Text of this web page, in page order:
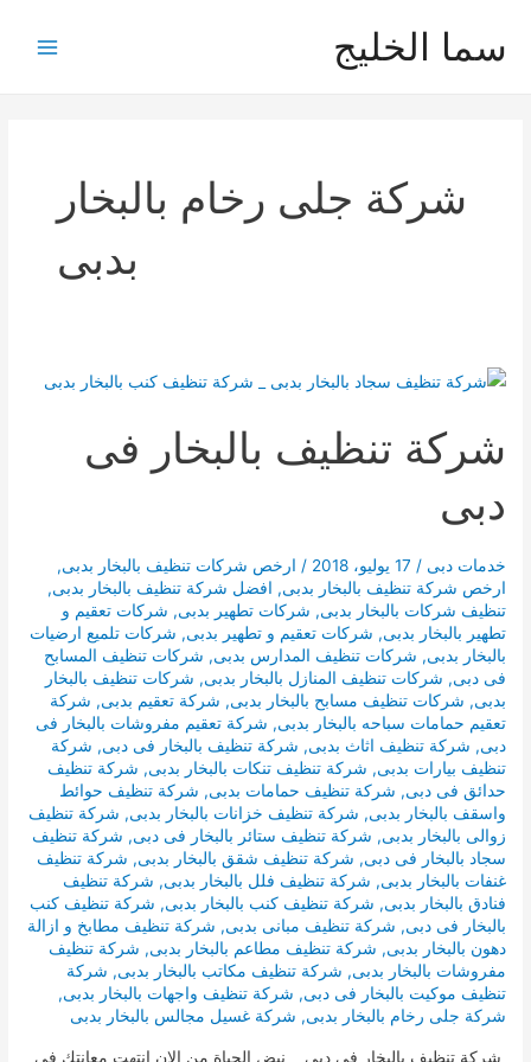
سما الخليج
شركة جلى رخام بالبخار
بدبى
شركة تنظيف بالبخار فى
دبى
خدمات دبى / 17 يوليو، 2018 / ارخص شركات تنظيف بالبخار بدبى,
ارخص شركة تنظيف بالبخار بدبى, افضل شركة تنظيف بالبخار بدبى,
تنظيف شركات بالبخار بدبى, شركات تطهير بدبى, شركات تعقيم و
تطهير بالبخار بدبى, شركات تعقيم و تطهير بدبى, شركات تلميع ارضيات
بالبخار بدبى, شركات تنظيف المدارس بدبى, شركات تنظيف المسابح
فى دبى, شركات تنظيف المنازل بالبخار بدبى, شركات تنظيف بالبخار
بدبى, شركات تنظيف مسابح بالبخار بدبى, شركة تعقيم بدبى, شركة
تعقيم حمامات سباحه بالبخار بدبى, شركة تعقيم مفروشات بالبخار فى
دبى, شركة تنظيف اثاث بدبى, شركة تنظيف بالبخار فى دبى, شركة
تنظيف بيارات بدبى, شركة تنظيف تنكات بالبخار بدبى, شركة تنظيف
حدائق فى دبى, شركة تنظيف حمامات بدبى, شركة تنظيف حوائط
واسقف بالبخار بدبى, شركة تنظيف خزانات بالبخار بدبى, شركة تنظيف
زوالى بالبخار بدبى, شركة تنظيف ستائر بالبخار فى دبى, شركة تنظيف
سجاد بالبخار فى دبى, شركة تنظيف شقق بالبخار بدبى, شركة تنظيف
غنفات بالبخار بدبى, شركة تنظيف فلل بالبخار بدبى, شركة تنظيف
فنادق بالبخار بدبى, شركة تنظيف كنب بالبخار بدبى, شركة تنظيف كنب
بالبخار فى دبى, شركة تنظيف مبانى بدبى, شركة تنظيف مطابخ و ازالة
دهون بالبخار بدبى, شركة تنظيف مطاعم بالبخار بدبى, شركة تنظيف
مفروشات بالبخار بدبى, شركة تنظيف مكاتب بالبخار بدبى, شركة
تنظيف موكيت بالبخار فى دبى, شركة تنظيف واجهات بالبخار بدبى,
شركة جلى رخام بالبخار بدبى, شركة غسيل مجالس بالبخار بدبى
شركة تنظيف بالبخار فى دبى نبض الحياة من الان انتهت معانتك فى